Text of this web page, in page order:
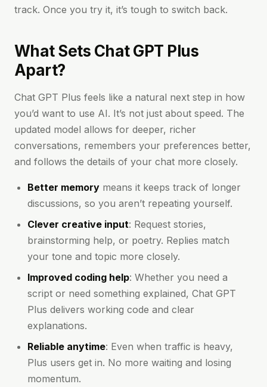
track. Once you try it, it’s tough to switch back.
What Sets Chat GPT Plus
Apart?
Chat GPT Plus feels like a natural next step in how
you’d want to use AI. It’s not just about speed. The
updated model allows for deeper, richer
conversations, remembers your preferences better,
and follows the details of your chat more closely.
Better memory means it keeps track of longer
discussions, so you aren’t repeating yourself.
Clever creative input: Request stories,
brainstorming help, or poetry. Replies match
your tone and topic more closely.
Improved coding help: Whether you need a
script or need something explained, Chat GPT
Plus delivers working code and clear
explanations.
Reliable anytime: Even when traffic is heavy,
Plus users get in. No more waiting and losing
momentum.